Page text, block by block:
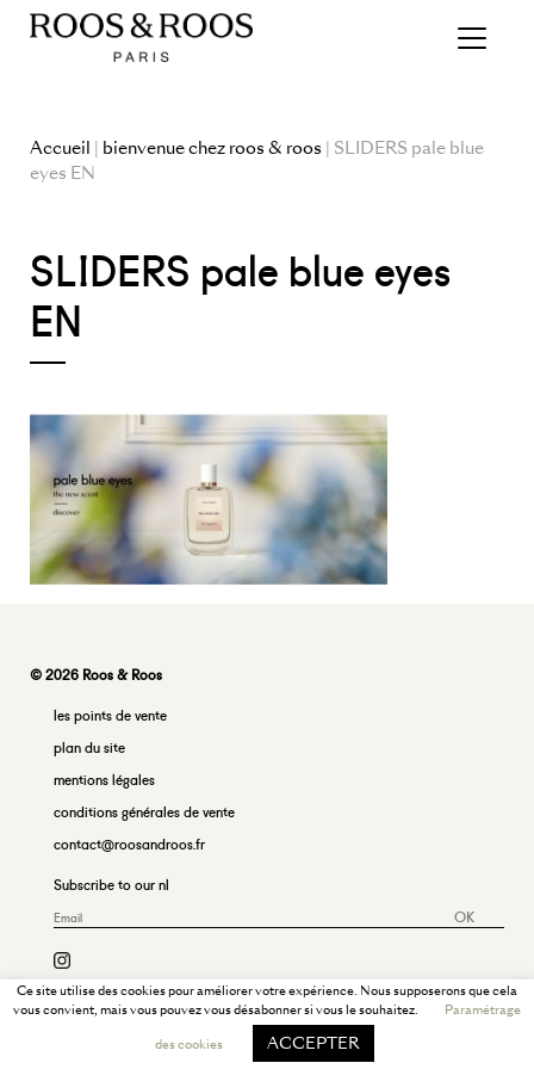
Accueil | bienvenue chez roos & roos | SLIDERS pale blue
eyes EN
SLIDERS pale blue eyes
EN
© 2026 Roos & Roos
les points de vente
plan du site
mentions légales
conditions générales de vente
contact@roosandroos.fr
Subscribe to our nl
OK
Ce site utilise des cookies pour améliorer votre expérience. Nous supposerons que cela
vous convient, mais vous pouvez vous désabonner si vous le souhaitez.
Paramétrage
des cookies
ACCEPTER